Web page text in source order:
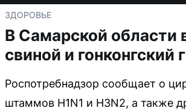
ЗДОРОВЬЕ
В Самарской области
свиной и гонконгский
Роспотребнадзор сообщает о
штаммов H1N1 и H3N2, а также